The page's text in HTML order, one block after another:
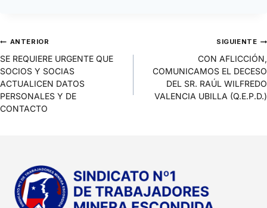
ANTERIOR
SE REQUIERE URGENTE QUE
SOCIOS Y SOCIAS
ACTUALICEN DATOS
PERSONALES Y DE
CONTACTO
SIGUIENTE
CON AFLICCIÓN,
COMUNICAMOS EL DECESO
DEL SR. RAÚL WILFREDO
VALENCIA UBILLA (Q.E.P.D.)